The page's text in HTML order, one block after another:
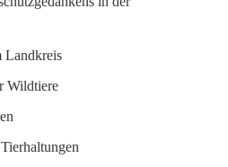
Landkreis
Wildtiere